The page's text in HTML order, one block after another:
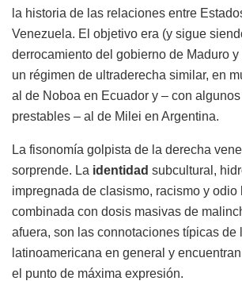
la historia de las relaciones entre
Venezuela. El objetivo era (y sigue
derrocamiento del gobierno de Maduro
un régimen de ultraderecha similar, en
al de Noboa en Ecuador y – con
prestables – al de Milei en Argentina.
La fisonomía golpista de la derecha
sorprende. La identidad subcultural,
impregnada de clasismo, racismo y odio
combinada con dosis masivas de
afuera, son las connotaciones típicas de
latinoamericana en general y
el punto de máxima expresión.